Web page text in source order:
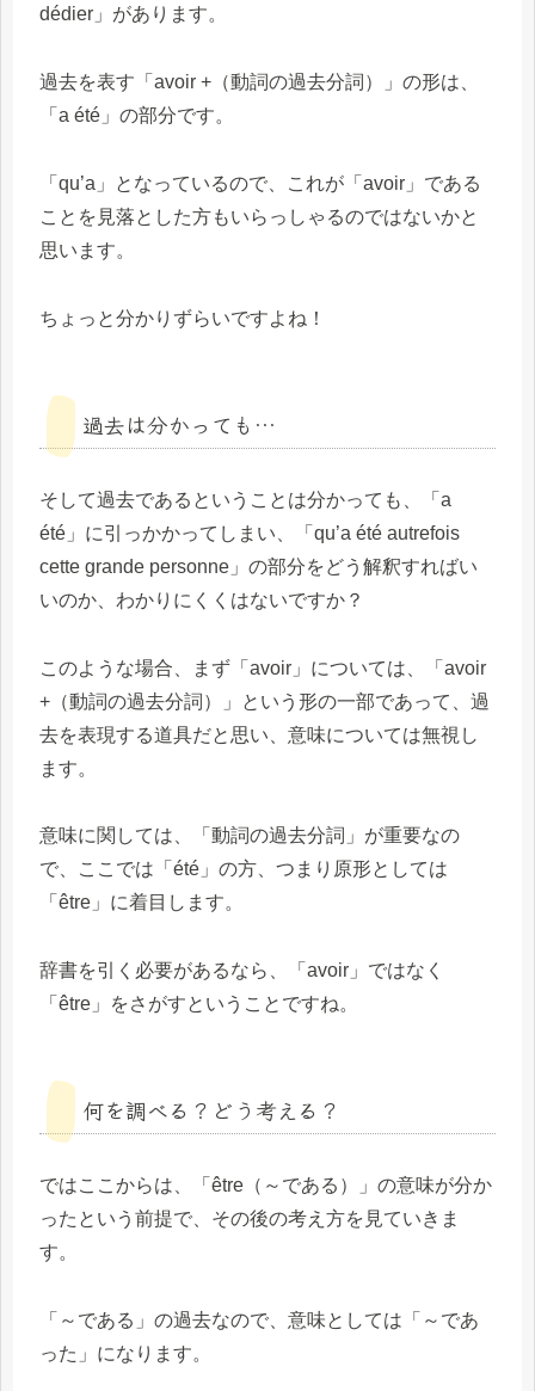
dédier」があります。
過去を表す「avoir +（動詞の過去分詞）」の形は、
「a été」の部分です。
「qu’a」となっているので、これが「avoir」である
ことを見落とした方もいらっしゃるのではないかと
思います。
ちょっと分かりずらいですよね！
過去は分かっても…
そして過去であるということは分かっても、「a
été」に引っかかってしまい、「qu’a été autrefois
cette grande personne」の部分をどう解釈すればい
いのか、わかりにくくはないですか？
このような場合、まず「avoir」については、「avoir
+（動詞の過去分詞）」という形の一部であって、過
去を表現する道具だと思い、意味については無視し
ます。
意味に関しては、「動詞の過去分詞」が重要なの
で、ここでは「été」の方、つまり原形としては
「être」に着目します。
辞書を引く必要があるなら、「avoir」ではなく
「être」をさがすということですね。
何を調べる？どう考える？
ではここからは、「être（～である）」の意味が分か
ったという前提で、その後の考え方を見ていきま
す。
「～である」の過去なので、意味としては「～であ
った」になります。